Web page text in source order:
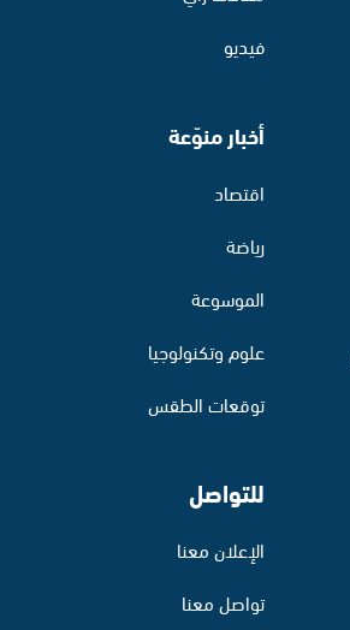
فيديو
أخبار منوّعة
اقتصاد
رياضة
الموسوعة
علوم وتكنولوجيا
توقعات الطقس
للتواصل
الإعلان معنا
تواصل معنا